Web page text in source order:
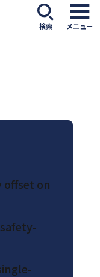
検索 メニュー
offset on